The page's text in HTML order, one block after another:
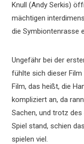
Knull (Andy Serkis)
mächtigen
die Symbiontenrasse
Ungefähr bei der
fühlte sich dieser Film
Film, das heißt, die
kompliziert an, da
Sachen, und trotz
Spiel stand, schien
spielen viel.